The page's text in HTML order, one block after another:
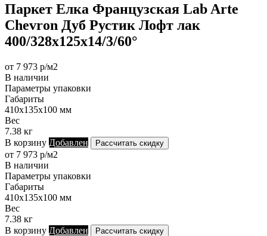
Паркет Елка Французская Lab Arte
Chevron Дуб Рустик Лофт лак
400/328х125х14/3/60°
от 7 973 р/м2
В наличии
Параметры упаковки
Габариты
410х135х100 мм
Вес
7.38 кг
В корзину Добавлен Рассчитать скидку
от 7 973 р/м2
В наличии
Параметры упаковки
Габариты
410х135х100 мм
Вес
7.38 кг
В корзину Добавлен Рассчитать скидку